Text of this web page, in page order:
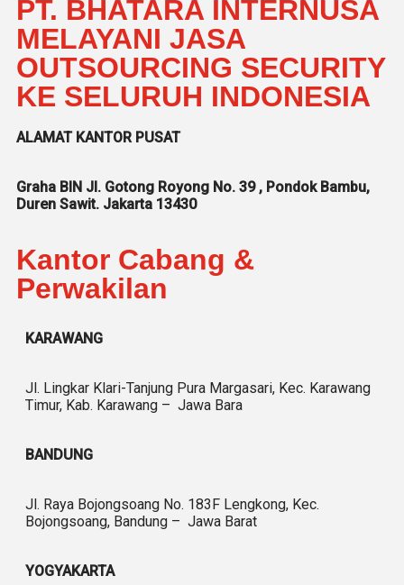
PT. BHATARA INTERNUSA
MELAYANI JASA
OUTSOURCING SECURITY
KE SELURUH INDONESIA
ALAMAT KANTOR PUSAT
Graha BIN Jl. Gotong Royong No. 39 , Pondok Bambu,
Duren Sawit. Jakarta 13430
Kantor Cabang &
Perwakilan
KARAWANG
Jl. Lingkar Klari-Tanjung Pura Margasari, Kec. Karawang
Timur, Kab. Karawang – Jawa Bara
BANDUNG
Jl. Raya Bojongsoang No. 183F Lengkong, Kec.
Bojongsoang, Bandung – Jawa Barat
YOGYAKARTA